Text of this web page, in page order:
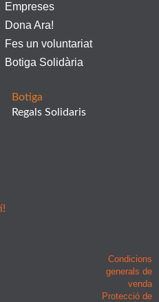
Empreses
Dona Ara!
Fes un voluntariat
Botiga Solidària
Botiga
Regals Solidaris
Condicions
generals de
venda
Protecció de